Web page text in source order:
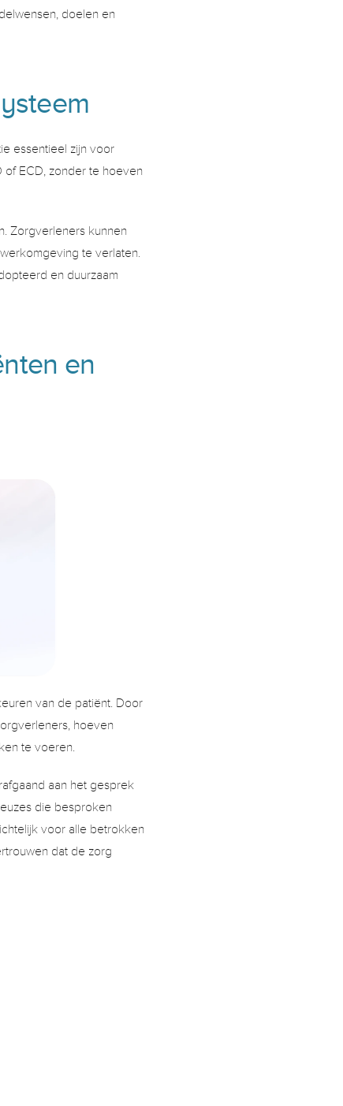
doelen en
essentieel zijn voor
of ECD, zonder te hoeven
Zorgverleners kunnen
te verlaten.
en duurzaam
en
van de patiënt. Door
hoeven
te voeren.
aan het gesprek
die besproken
voor alle betrokken
dat de zorg